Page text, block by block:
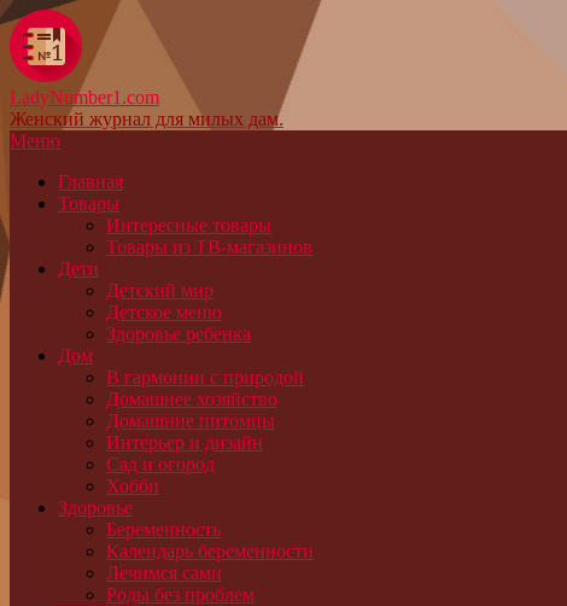
LadyNumber1.com
Женский журнал для милых дам.
Меню
Главная
Товары
Интересные товары
Товары из ТВ-магазинов
Дети
Детский мир
Детское меню
Здоровье ребенка
Дом
В гармонии с природой
Домашнее хозяйство
Домашние питомцы
Интерьер и дизайн
Сад и огород
Хобби
Здоровье
Беременность
Календарь беременности
Лечимся сами
Роды без проблем